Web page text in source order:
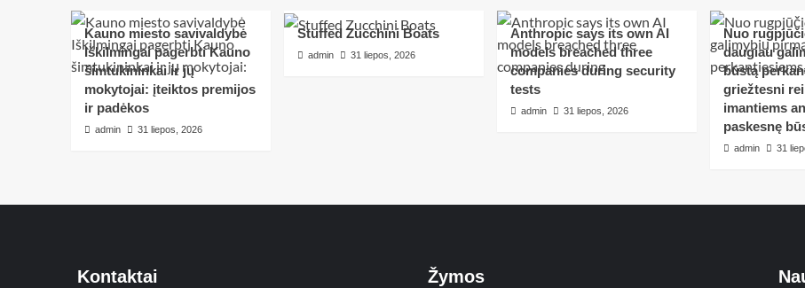
Kauno miesto savivaldybė
Iškilmingai pagerbti Kauno
šimtukininkai ir jų
mokytojai: įteiktos premijos
ir padėkos
admin 31 liepos, 2026
Stuffed Zucchini Boats
admin 31 liepos, 2026
Anthropic says its own AI
models breached three
companies during security
tests
admin 31 liepos, 2026
Nuo
daugiau
būstą
griežtesni
imantiems
paskesnę
admin 31
Kontaktai Žymos